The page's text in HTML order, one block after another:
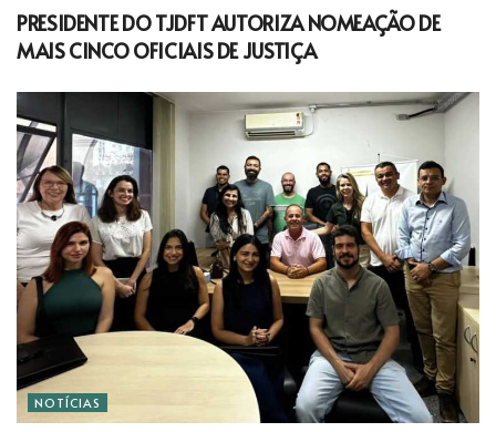
PRESIDENTE DO TJDFT AUTORIZA NOMEAÇÃO DE
MAIS CINCO OFICIAIS DE JUSTIÇA
NOTÍCIAS